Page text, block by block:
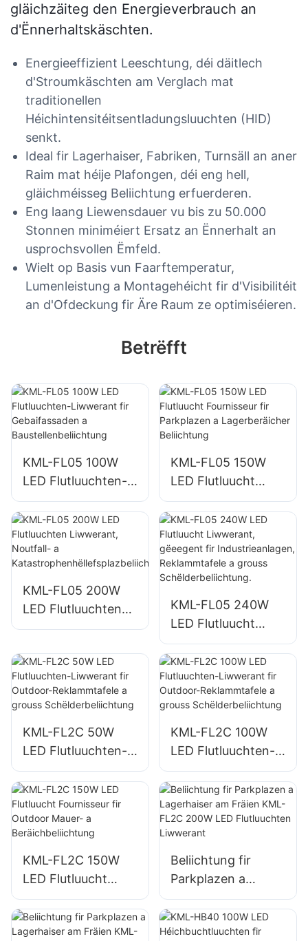
gläichzäiteg den Energieverbrauch an
d'Ënnerhaltskäschten.
Energieeffizient Leeschtung, déi däitlech
d'Stroumkäschten am Verglach mat
traditionellen
Héichintensitéitsentladungsluuchten (HID)
senkt.
Ideal fir Lagerhaiser, Fabriken, Turnsäll an aner
Raim mat héije Plafongen, déi eng hell,
gläichméisseg Beliichtung erfuerderen.
Eng laang Liewensdauer vu bis zu 50.000
Stonnen miniméiert Ersatz an Ënnerhalt an
usprochsvollen Ëmfeld.
Wielt op Basis vun Faarftemperatur,
Lumenleistung a Montagehéicht fir d'Visibilitéit
an d'Ofdeckung fir Äre Raum ze optimiséieren.
Betrëfft
KML-FL05 100W
LED Flutluuchten-
Liwwerant fir
Gebaifassaden a
Baustellenbeliichtu
ng
KML-FL05 150W
LED Flutluucht
Fournisseur fir
Parkplazen a
Lagerberäicher
Beliichtung
KML-FL05 200W
LED Flutluuchten
Liwwerant,
Katastrophenhëllef
splazbeliichtung
KML-FL05 240W
LED Flutluucht
Liwwerant,
gëeegent fir
Industrieanlagen,
Reklammtafele a
Schëlderbeliichtung
.
KML-FL2C 50W
LED Flutluuchten-
Liwwerant fir
Outdoor-
Reklammtafele a
grouss
KML-FL2C 100W
LED Flutluuchten-
Liwwerant fir
Outdoor-
Reklammtafele a
grouss
KML-FL2C 150W
LED Flutluucht
Fournisseur fir
Outdoor Mauer- a
Beräichbeliichtung
Beliichtung fir
Parkplazen a
Lagerhaiser am
Fräien KML-FL2C
200W LED